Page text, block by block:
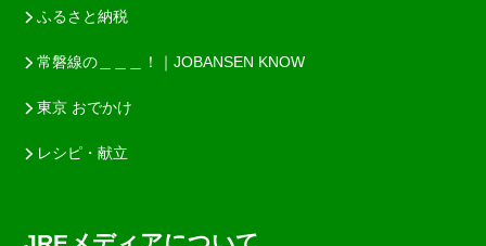
ふるさと納税
常磐線の＿＿＿！｜JOBANSEN KNOW
東京 おでかけ
レシピ・献立